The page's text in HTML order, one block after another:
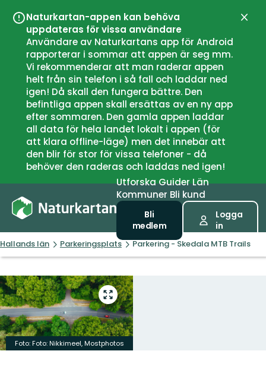
Naturkartan-appen kan behöva
uppdateras för vissa användare
Användare av Naturkartans app för Android
rapporterar i sommar att appen är seg mm.
Vi rekommenderar att man raderar appen
helt från sin telefon i så fall och laddar ned
igen! Då skall den fungera bättre. Den
befintliga appen skall ersättas av en ny app
efter sommaren. Den gamla appen laddar
all data för hela landet lokalt i appen (för
att klara offline-läge) men det innebär att
den blir för stor för vissa telefoner - då
behöver den raderas och laddas ned igen!
UtforskaGuiderLän
Kommuner Bli kund
Bli
medlem
Logga
in
Hallands län Parkeringsplats Parkering - Skedala MTB Trails
Gå
till
helskärmsläge
Foto: Foto: Nikkimeel, Mostphotos